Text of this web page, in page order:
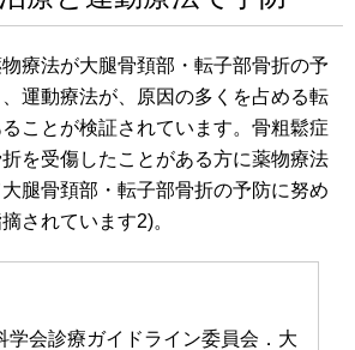
療法が大腿骨頚部・転子部骨折の予
運動療法が、原因の多くを占める転
ことが検証されています。骨粗鬆症
を受傷したことがある方に薬物療法
腿骨頚部・転子部骨折の予防に努め
されています2)。
学会診療ガイドライン委員会．大